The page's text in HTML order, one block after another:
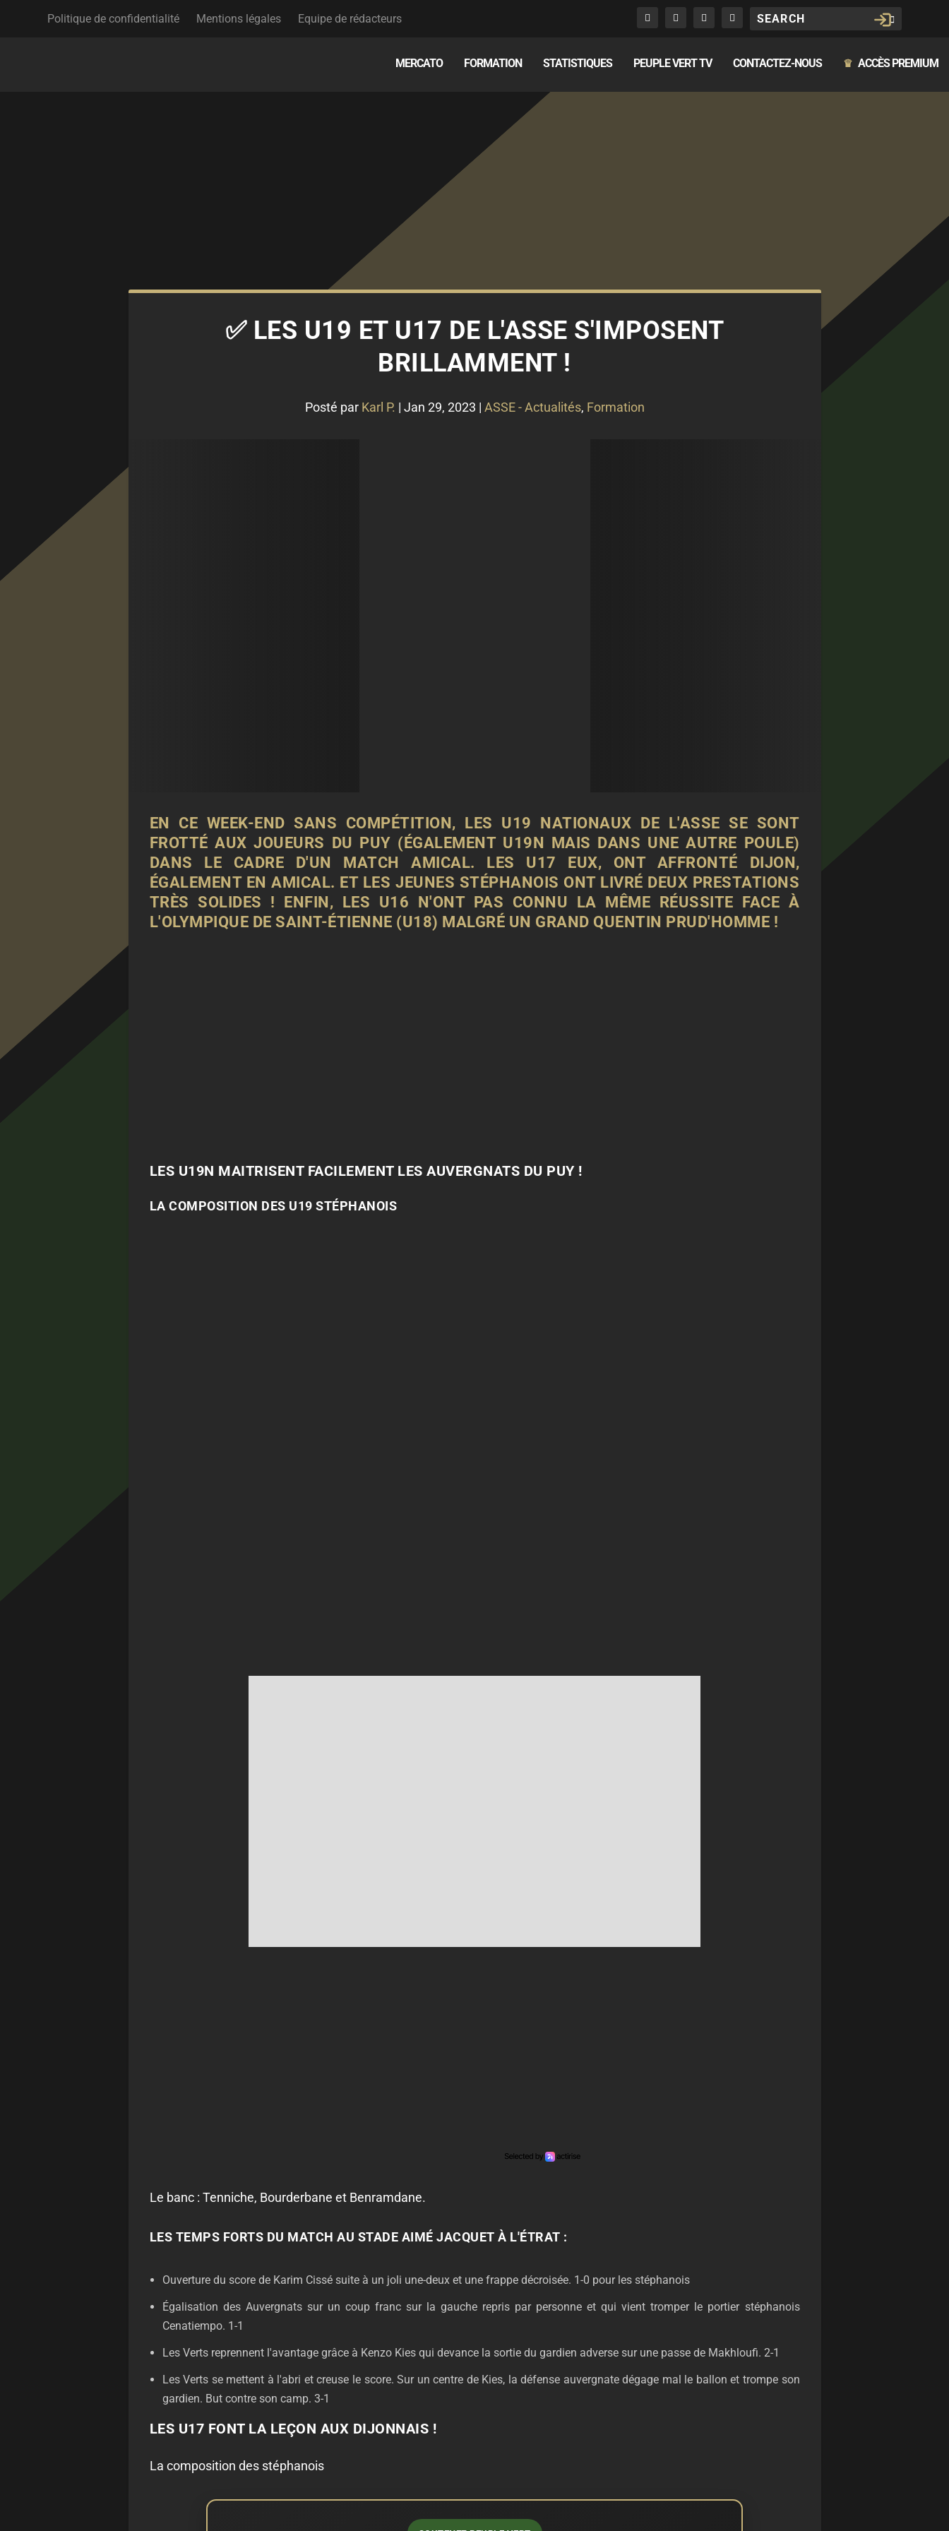
Politique de confidentialité Mentions légales Equipe de rédacteurs
MERCATO FORMATION STATISTIQUES PEUPLE VERT TV CONTACTEZ-NOUS ♛ ACCÈS PREMIUM
✅ LES U19 ET U17 DE L'ASSE S'IMPOSENT
BRILLAMMENT !
Posté par Karl P. | Jan 29, 2023 | ASSE - Actualités, Formation
EN CE WEEK-END SANS COMPÉTITION, LES U19 NATIONAUX DE L'ASSE SE SONT
FROTTÉ AUX JOUEURS DU PUY (ÉGALEMENT U19N MAIS DANS UNE AUTRE POULE)
DANS LE CADRE D'UN MATCH AMICAL. LES U17 EUX, ONT AFFRONTÉ DIJON,
ÉGALEMENT EN AMICAL. ET LES JEUNES STÉPHANOIS ONT LIVRÉ DEUX PRESTATIONS
TRÈS SOLIDES ! ENFIN, LES U16 N'ONT PAS CONNU LA MÊME RÉUSSITE FACE À
L'OLYMPIQUE DE SAINT-ÉTIENNE (U18) MALGRÉ UN GRAND QUENTIN PRUD'HOMME !
LES U19N MAITRISENT FACILEMENT LES AUVERGNATS DU PUY !
LA COMPOSITION DES U19 STÉPHANOIS
Le banc : Tenniche, Bourderbane et Benramdane.
LES TEMPS FORTS DU MATCH AU STADE AIMÉ JACQUET À L'ÉTRAT :
Ouverture du score de Karim Cissé suite à un joli une-deux et une frappe décroisée. 1-0 pour les stéphanois
Égalisation des Auvergnats sur un coup franc sur la gauche repris par personne et qui vient tromper le portier stéphanois
Cenatiempo. 1-1
Les Verts reprennent l'avantage grâce à Kenzo Kies qui devance la sortie du gardien adverse sur une passe de Makhloufi. 2-1
Les Verts se mettent à l'abri et creuse le score. Sur un centre de Kies, la défense auvergnate dégage mal le ballon et trompe son
gardien. But contre son camp. 3-1
LES U17 FONT LA LEÇON AUX DIJONNAIS !
La composition des stéphanois